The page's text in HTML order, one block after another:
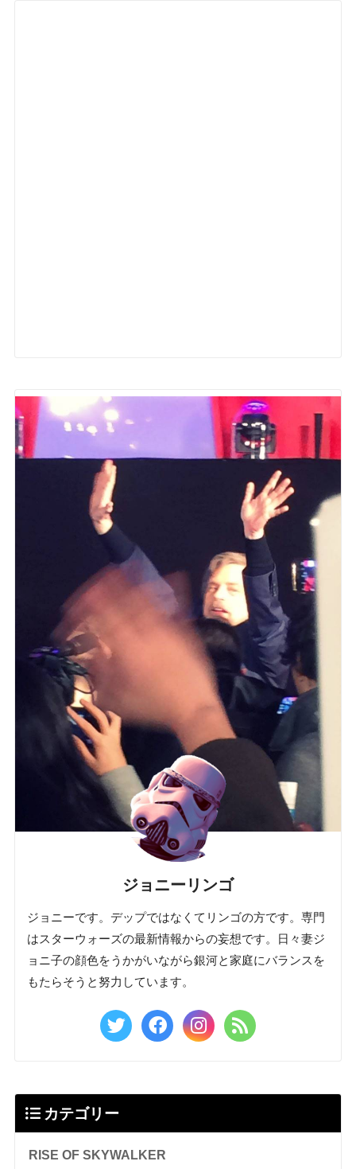
ジョニーリンゴ
ジョニーです。デップではなくてリンゴの方です。専門
はスターウォーズの最新情報からの妄想です。日々妻ジ
ョニ子の顔色をうかがいながら銀河と家庭にバランスを
もたらそうと努力しています。
カテゴリー
RISE OF SKYWALKER